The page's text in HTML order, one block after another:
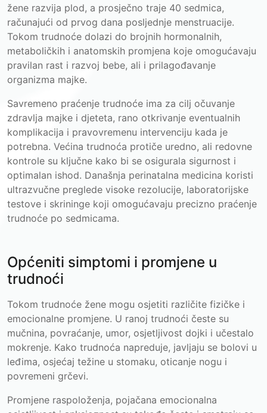
žene razvija plod, a prosječno traje 40 sedmica,
računajući od prvog dana posljednje menstruacije.
Tokom trudnoće dolazi do brojnih hormonalnih,
metaboličkih i anatomskih promjena koje omogućavaju
pravilan rast i razvoj bebe, ali i prilagođavanje
organizma majke.
Savremeno praćenje trudnoće ima za cilj očuvanje
zdravlja majke i djeteta, rano otkrivanje eventualnih
komplikacija i pravovremenu intervenciju kada je
potrebna. Većina trudnoća protiče uredno, ali redovne
kontrole su ključne kako bi se osigurala sigurnost i
optimalan ishod. Današnja perinatalna medicina koristi
ultrazvučne preglede visoke rezolucije, laboratorijske
testove i skrininge koji omogućavaju precizno praćenje
trudnoće po sedmicama.
Općeniti simptomi i promjene u
trudnoći
Tokom trudnoće žene mogu osjetiti različite fizičke i
emocionalne promjene. U ranoj trudnoći česte su
mučnina, povraćanje, umor, osjetljivost dojki i učestalo
mokrenje. Kako trudnoća napreduje, javljaju se bolovi u
leđima, osjećaj težine u stomaku, oticanje nogu i
povremeni grčevi.
Promjene raspoloženja, pojačana emocionalna